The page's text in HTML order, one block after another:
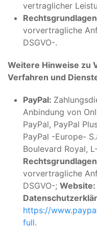
vertraglicher
vorvertragliche
DSGVO-.
Weitere Hinweise zu
Verfahren und
PayPal:
Anbindung von
PayPal, PayPal
PayPal -Europe-
Boulevard Royal,
vorvertragliche
DSGVO-; Website:
https://
full.